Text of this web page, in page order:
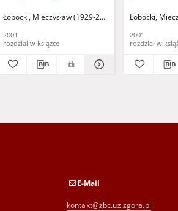
Łobocki, Mieczysław (1929-2012)
2001
rozdział w książce
Łobocki,
2001
rozdział w
E-Mail
kontakt@zbc.uz.zgora.pl